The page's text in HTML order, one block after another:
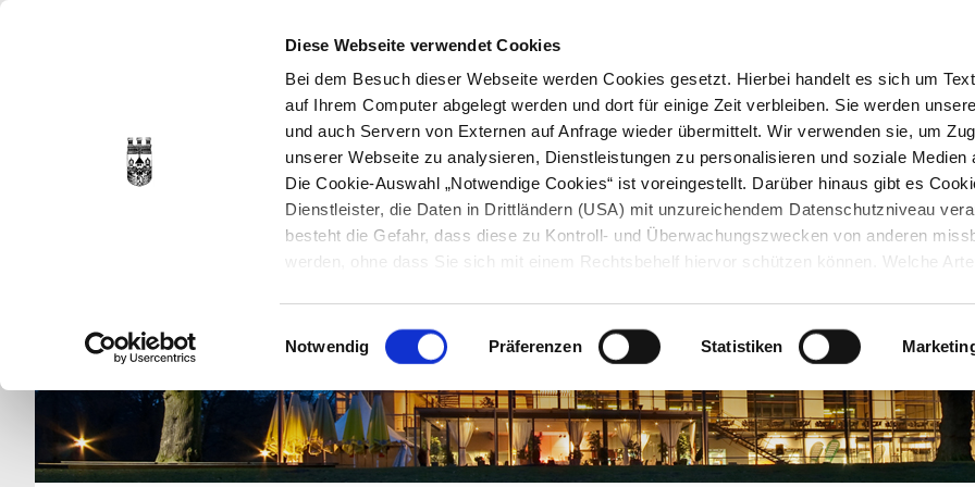
Diese Webseite verwendet Cookies
Bei dem Besuch dieser Webseite werden Cookies gesetzt. Hierbei handelt es sich um
auf Ihrem Computer abgelegt werden und dort für einige Zeit verbleiben. Sie werden
und auch Servern von Externen auf Anfrage wieder übermittelt. Wir verwenden sie, um
unserer Webseite zu analysieren, Dienstleistungen zu personalisieren und soziale Medien
Die Cookie-Auswahl „Notwendige Cookies“ ist voreingestellt. Darüber hinaus gibt es
Dienstleister, die Daten in Drittländern (USA) mit unzureichendem Datenschutzniveau
besteht die Gefahr, dass diese zu Kontroll- und Überwachungszwecken von anderen
werden, ohne dass Sie sich mit einem Rechtsbehelf hiervor schützen können. Welche
Datenschutzerklärung
entnehmen. Die von Ihnen getroffene Auswahl der gewünschten
jederzeit mit Wirkung für die Zukunft angepasst oder
werden.
Einwilligungsauswahl
Notwendig Präferenzen Statistiken
STARTSEITE